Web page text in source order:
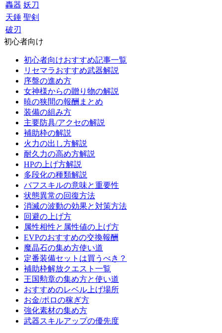
轟器 妖刀
天錘 聖剣
破刃
初心者向け
初心者向けおすすめ記事一覧
リセマラおすすめ武器解説
序盤の進め方
女神様からの贈り物の解説
暁の狭間の報酬まとめ
装備の組み方
主要防具/アクセの解説
補助枠の解説
火力の出し方解説
耐久力の高め方解説
HPの上げ方解説
多段化の種類解説
バフスキルの意味と重要性
状態異常の回復方法
消滅の波動の効果と対策方法
回避の上げ方
属性相性と属性値の上げ方
EVPのおすすめの交換報酬
魔晶石の集め方使い道
定番装備セットは買うべき？
補助枠解放クエスト一覧
王国勲章の集め方と使い道
おすすめのレベル上げ場所
お金/ポロの稼ぎ方
強化素材の集め方
武器スキルアップの優先度